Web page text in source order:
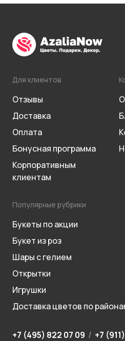
Для клиентов
Отзывы
Доставка
Оплата
Бонусная программа
Корпоративным
клиентам
Популярные рубрики
Букеты по акции
Букет из роз
Шары с гелием
Открытки
Игрушки
Доставка цветов по
+7 (495) 822 07 09 / +7